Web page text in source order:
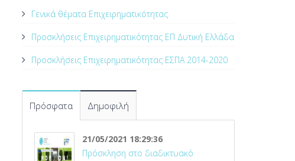
Γενικά θέματα Επιχειρηματικότητας
Προσκλήσεις Επιχειρηματικότητας ΕΠ Δυτική Ελλάδα
Προσκλήσεις Επιχειρηματικότητας ΕΣΠΑ 2014-2020
Πρόσφατα Δημοφιλή
21/05/2021 18:29:36
Πρόσκληση στο διαδικτυακό